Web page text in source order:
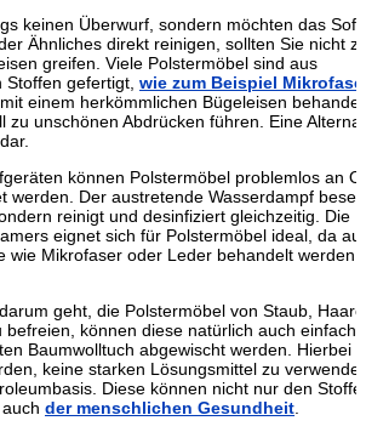
keinen Überwurf, sondern möchten das Sofa
Ähnliches direkt reinigen, sollten Sie nicht
greifen. Viele Polstermöbel sind aus
Stoffen gefertigt, wie zum Beispiel
einem herkömmlichen Bügeleisen
zu unschönen Abdrücken führen. Eine
können Polstermöbel problemlos an
werden. Der austretende Wasserdampf
reinigt und desinfiziert gleichzeitig. Die
eignet sich für Polstermöbel ideal, da
wie Mikrofaser oder Leder behandelt werden
geht, die Polstermöbel von Staub,
befreien, können diese natürlich auch einfach
Baumwolltuch abgewischt werden. Hierbei
keine starken Lösungsmittel zu
Diese können nicht nur den
der menschlichen Gesundheit.